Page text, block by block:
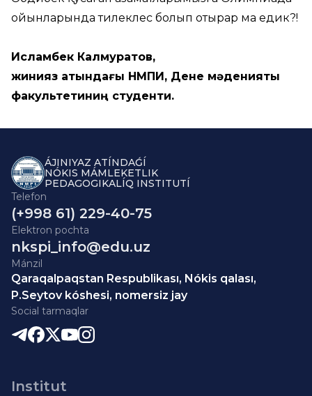
ойынларында тилеклес болып отырар ма едик?!
Исламбек Калмуратов,
Әжинияз атындағы НМПИ, Дене мәденияты
факультетиниң студенти.
ÁJINIYAZ ATÍNDAǴÍ
NÓKIS MÁMLEKETLIK
PEDAGOGIKALÍQ INSTITUTÍ
Telefon
(+998 61) 229-40-75
Elektron pochta
nkspi_info@edu.uz
Mánzil
Qaraqalpaqstan Respublikası, Nókis qalası,
P.Seytov kóshesi, nomersiz jay
Social tarmaqlar
Institut